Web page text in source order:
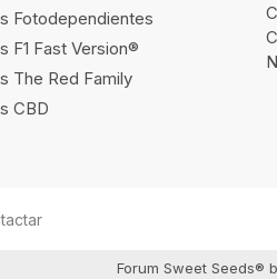
Fotodependientes
F1 Fast Version®
The Red Family
CBD
Forum Sweet Seeds®